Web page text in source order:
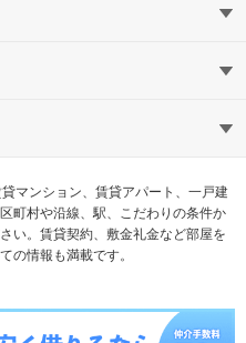
希望の条件から探す
ランキングから探す
中古マンション
中古一戸建て
土地
教えて！住まいの先生
マンション、賃貸アパート、一戸建
町村や沿線、駅、こだわりの条件か
い。賃貸契約、敷金礼金など部屋を
の情報も満載です。